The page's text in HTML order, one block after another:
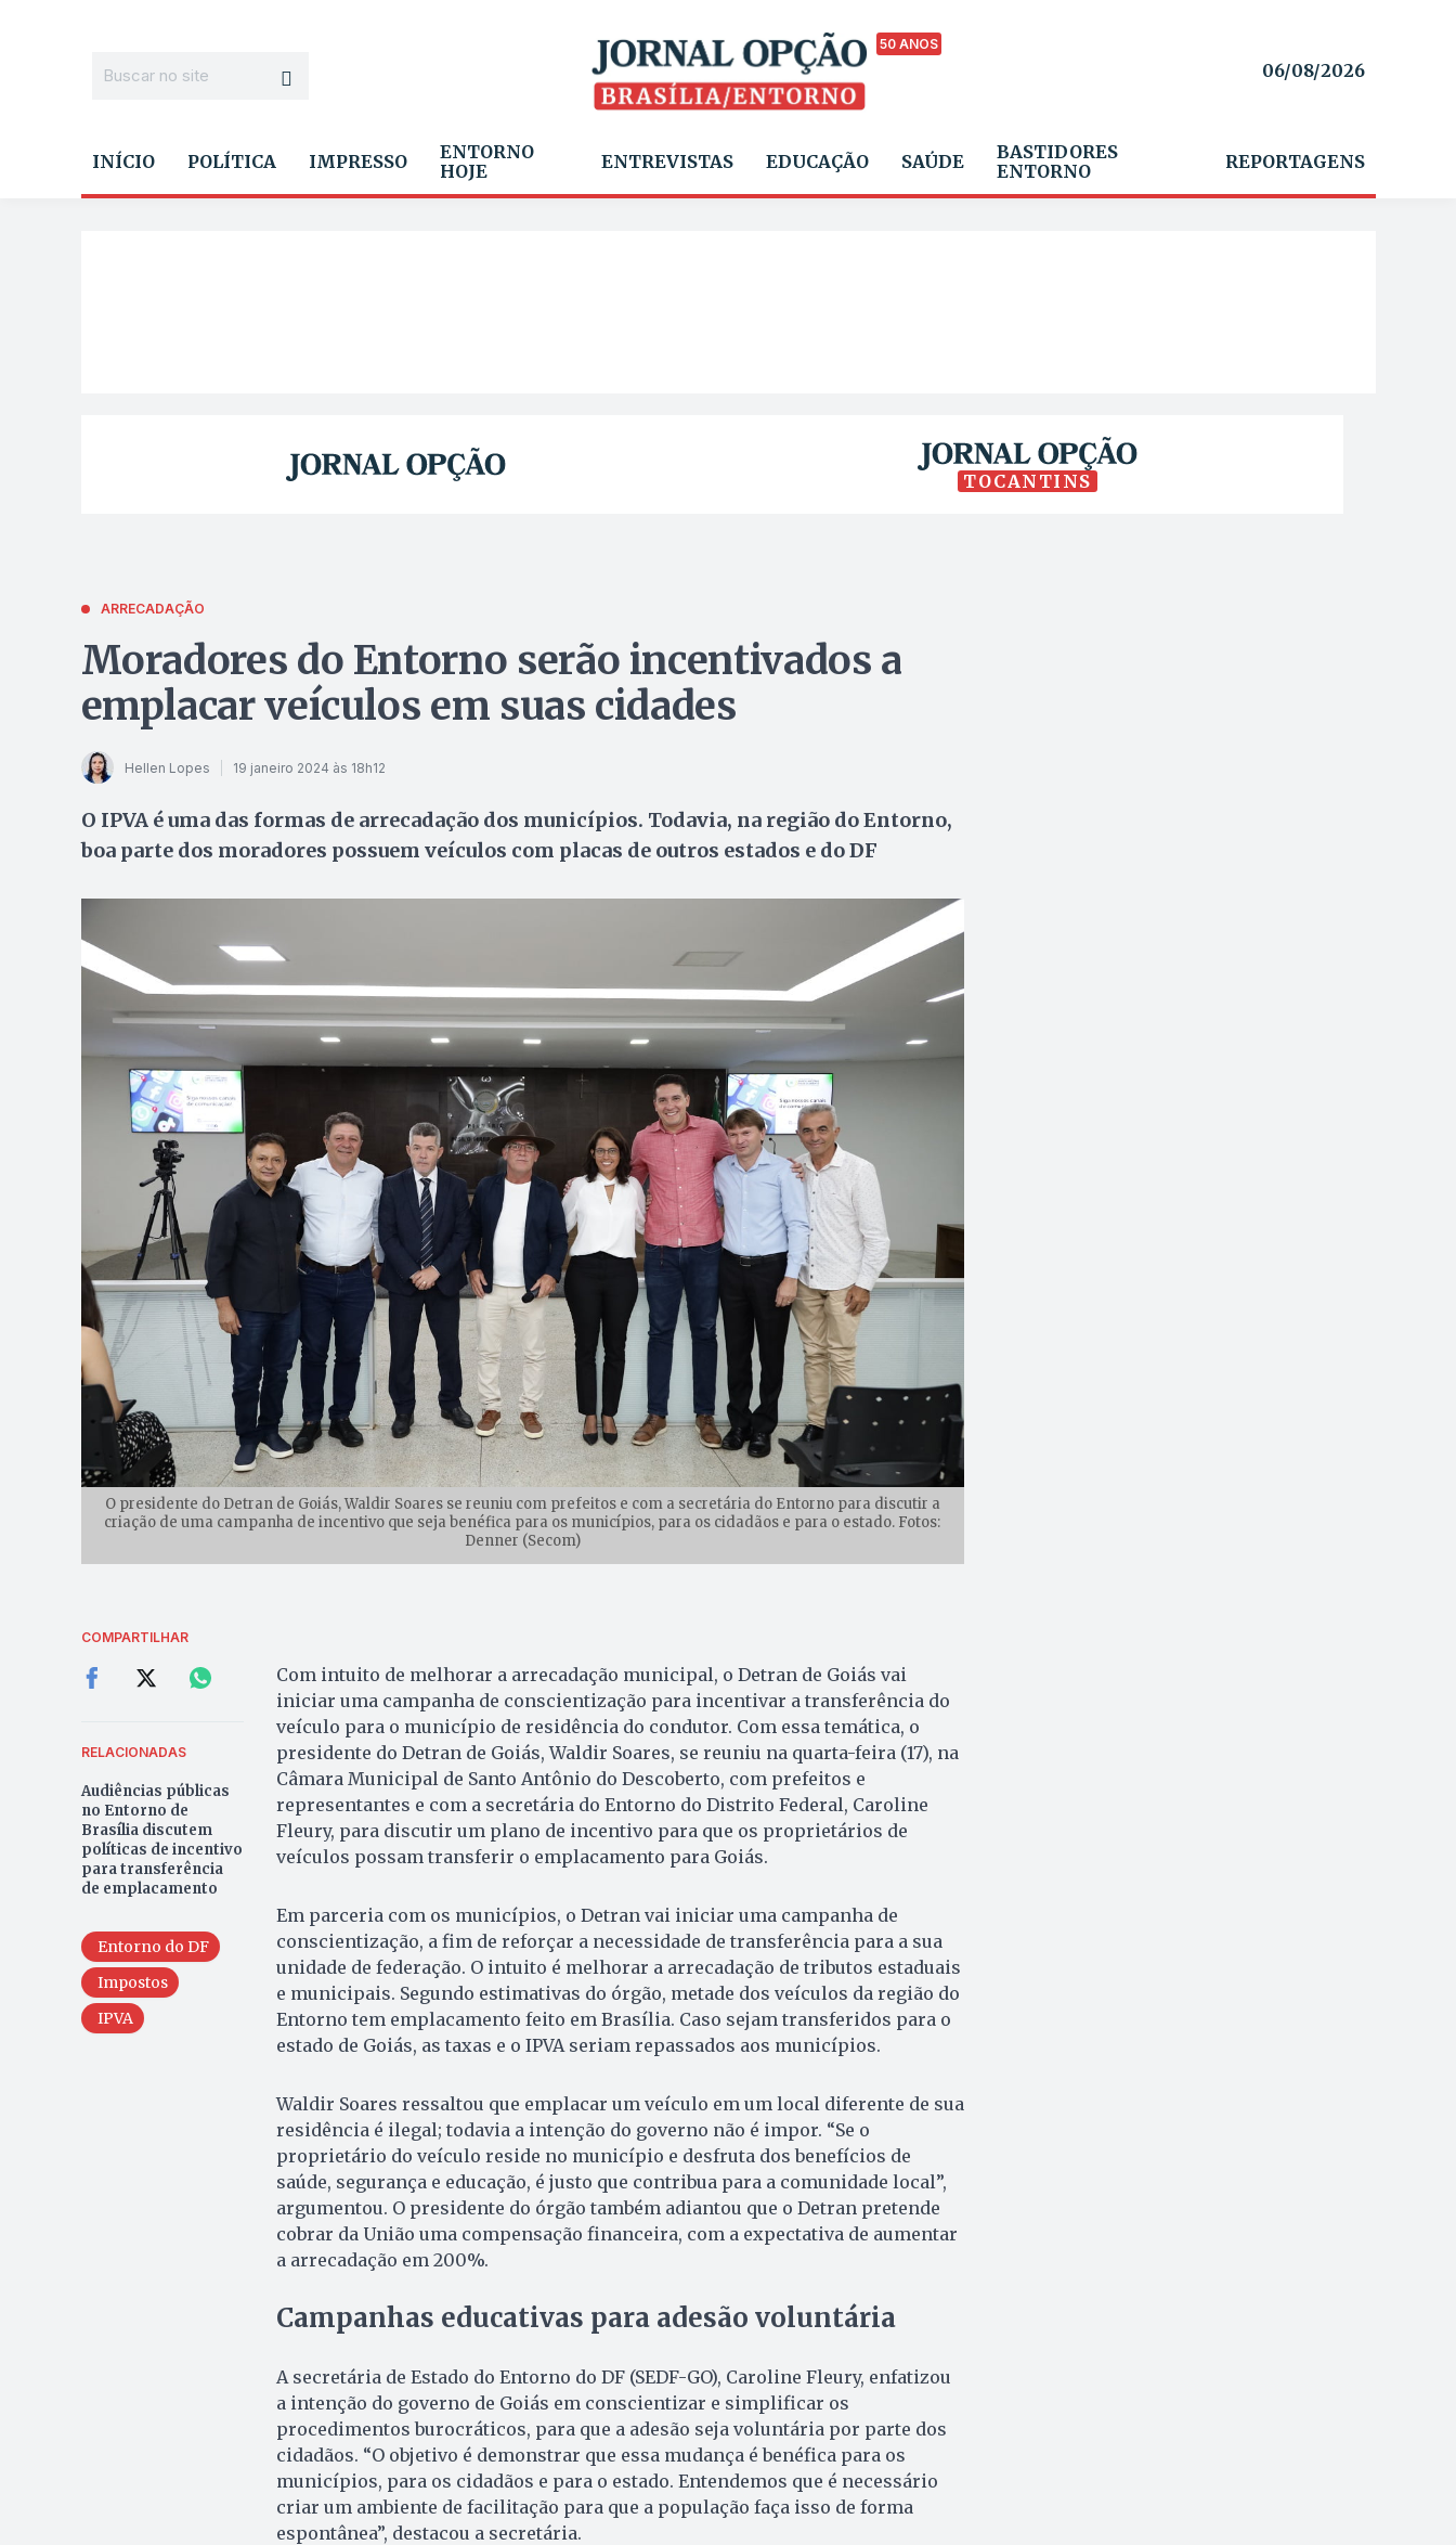
50 ANOS
06/08/2026
INÍCIO POLÍTICA IMPRESSO
ENTORNO
HOJE
ENTREVISTAS EDUCAÇÃO SAÚDE
BASTIDORES
ENTORNO
REPORTAGENS
TOCANTINS
ARRECADAÇÃO
Moradores do Entorno serão incentivados a
emplacar veículos em suas cidades
Hellen Lopes 19 janeiro 2024 às 18h12
O IPVA é uma das formas de arrecadação dos municípios. Todavia, na região do Entorno,
boa parte dos moradores possuem veículos com placas de outros estados e do DF
O presidente do Detran de Goiás, Waldir Soares se reuniu com prefeitos e com a secretária do Entorno para discutir a
criação de uma campanha de incentivo que seja benéfica para os municípios, para os cidadãos e para o estado. Fotos:
Denner (Secom)
COMPARTILHAR
RELACIONADAS
Audiências públicas
no Entorno de
Brasília discutem
políticas de incentivo
para transferência
de emplacamento
Entorno do DF
Impostos
IPVA
Com intuito de melhorar a arrecadação municipal, o Detran de Goiás vai
iniciar uma campanha de conscientização para incentivar a transferência do
veículo para o município de residência do condutor. Com essa temática, o
presidente do Detran de Goiás, Waldir Soares, se reuniu na quarta-feira (17), na
Câmara Municipal de Santo Antônio do Descoberto, com prefeitos e
representantes e com a secretária do Entorno do Distrito Federal, Caroline
Fleury, para discutir um plano de incentivo para que os proprietários de
veículos possam transferir o emplacamento para Goiás.
Em parceria com os municípios, o Detran vai iniciar uma campanha de
conscientização, a fim de reforçar a necessidade de transferência para a sua
unidade de federação. O intuito é melhorar a arrecadação de tributos estaduais
e municipais. Segundo estimativas do órgão, metade dos veículos da região do
Entorno tem emplacamento feito em Brasília. Caso sejam transferidos para o
estado de Goiás, as taxas e o IPVA seriam repassados aos municípios.
Waldir Soares ressaltou que emplacar um veículo em um local diferente de sua
residência é ilegal; todavia a intenção do governo não é impor. “Se o
proprietário do veículo reside no município e desfruta dos benefícios de
saúde, segurança e educação, é justo que contribua para a comunidade local”,
argumentou. O presidente do órgão também adiantou que o Detran pretende
cobrar da União uma compensação financeira, com a expectativa de aumentar
a arrecadação em 200%.
Campanhas educativas para adesão voluntária
A secretária de Estado do Entorno do DF (SEDF-GO), Caroline Fleury, enfatizou
a intenção do governo de Goiás em conscientizar e simplificar os
procedimentos burocráticos, para que a adesão seja voluntária por parte dos
cidadãos. “O objetivo é demonstrar que essa mudança é benéfica para os
municípios, para os cidadãos e para o estado. Entendemos que é necessário
criar um ambiente de facilitação para que a população faça isso de forma
espontânea”, destacou a secretária.